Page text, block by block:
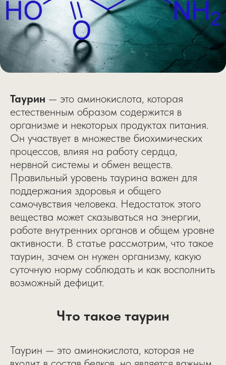
Таурин — это аминокислота, которая
естественным образом содержится в
организме и некоторых продуктах питания.
Он участвует в множестве биохимических
процессов, влияя на работу сердца,
нервной системы и обмен веществ.
Правильный уровень таурина важен для
поддержания здоровья и общего
самочувствия человека. Недостаток этого
вещества может сказываться на энергии,
работе внутренних органов и общем уровне
активности. В статье рассмотрим, что такое
таурин, зачем он нужен организму, какую
суточную норму соблюдать и как восполнить
возможный дефицит.
Что такое таурин
Таурин — это аминокислота, которая не